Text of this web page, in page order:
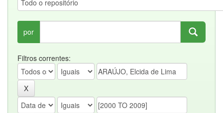
por
Filtros correntes: